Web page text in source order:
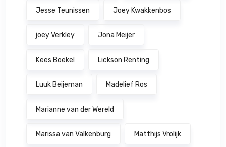
Jesse Teunissen Joey Kwakkenbos
joey Verkley Jona Meijer
Kees Boekel Lickson Renting
Luuk Beijeman Madelief Ros
Marianne van der Wereld
Marissa van Valkenburg Matthijs Vrolijk